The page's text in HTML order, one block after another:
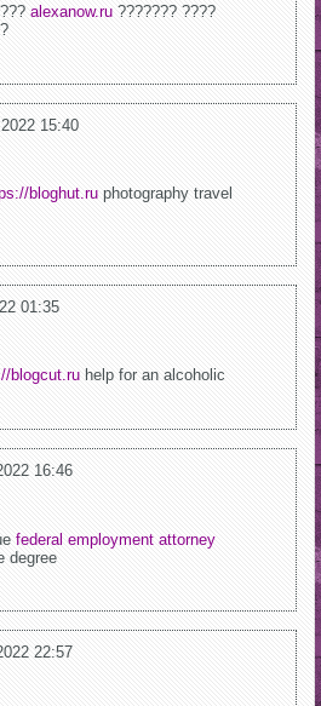
alexanow.ru ??????? ????
15:40
bloghut.ru photography travel
01:35
blogcut.ru help for an alcoholic
16:46
federal employment attorney
degree
22:57